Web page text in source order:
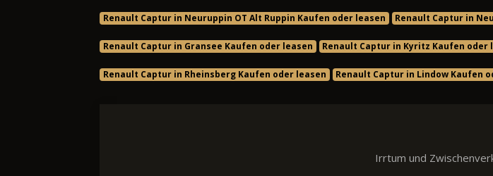
Renault Captur in Neuruppin OT Alt Ruppin Kaufen oder leasen Renault Captur in
Renault Captur in Gransee Kaufen oder leasen Renault Captur in Kyritz Kaufen oder
Renault Captur in Rheinsberg Kaufen oder leasen Renault Captur in Lindow Kaufen
Irrtum und